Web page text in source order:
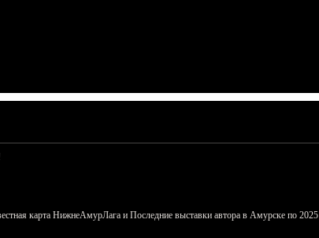
карта НижнеАмурЛага и Последние выставки автора в Амурске по 2025